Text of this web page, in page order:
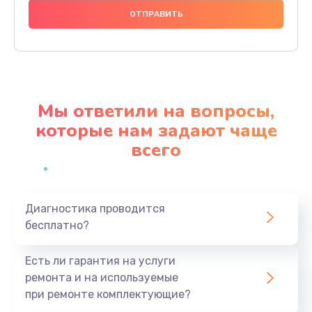
1000 руб.
Заказать
Профилактическая чистка
Заказать
Мы ответили на вопросы,
которые нам задают чаще
всего
Диагностика проводится
бесплатно?
Есть ли гарантия на услуги
ремонта и на используемые
при ремонте комплектующие?